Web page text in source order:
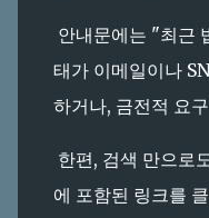
안내문에는 "최근
태가 이메일이나
하거나, 금전적 요
한편, 검색 만으로
에 포함된 링크를